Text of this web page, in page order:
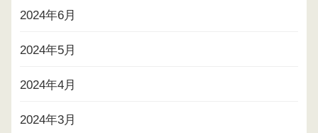
2024年6月
2024年5月
2024年4月
2024年3月